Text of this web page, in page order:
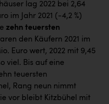
lag 2022 bei 2,64
im Jahr 2021 (-4,2 %)
zehn teuersten
den Käufern 2021 im
Euro wert, 2022 mit 9,45
viel. Bis auf eine
teuersten
Rang neun nimmt
vor bleibt Kitzbühel mit